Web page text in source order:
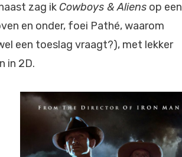
zag ik Cowboys & Aliens op een
en onder, foei Pathé, waarom
een toeslag vraagt?), met lekker
in 2D.